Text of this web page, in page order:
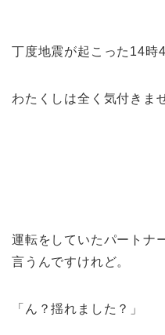
丁度地震が起こった14時
わたくしは全く気付きま
運転をしていたパートナ
言うんですけれど。
「ん？揺れました？」